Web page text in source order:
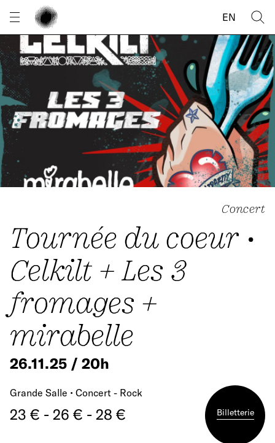
EN
Concert
Tournée du coeur •
Celkilt + Les 3
fromages +
mirabelle
26.11.25 / 20h
Grande Salle • Concert - Rock
23 € - 26 € - 28 € Billetterie
Panneau de gestion des cookies